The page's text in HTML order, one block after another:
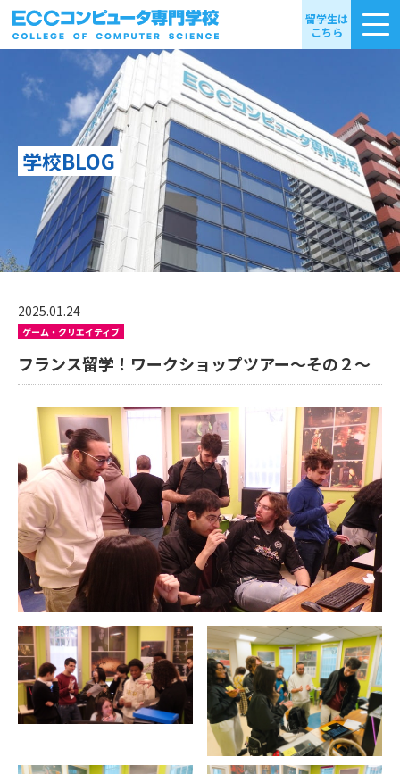
留学生は
こちら
学校BLOG
2025.01.24
ゲーム・クリエイティブ
フランス留学！ワークショップツアー～その２～